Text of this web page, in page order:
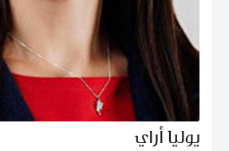
يوليا أراي